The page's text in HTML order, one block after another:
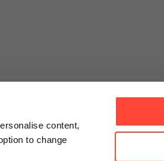
content,
to change